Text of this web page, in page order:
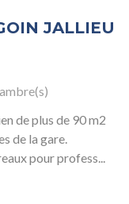
JALLIEU
de plus de 90 m2
de la gare.
pour profess...